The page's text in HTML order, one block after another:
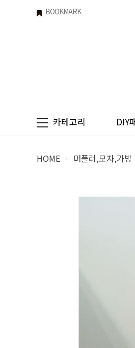
BOOKMARK
카테고리 DIY
HOME > 머플러,모자,가방